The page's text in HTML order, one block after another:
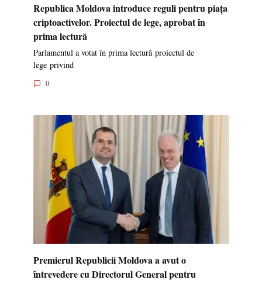
Republica Moldova introduce reguli pentru piața
criptoactivelor. Proiectul de lege, aprobat în
prima lectură
Parlamentul a votat în prima lectură proiectul de
lege privind
0
Premierul Republicii Moldova a avut o
întrevedere cu Directorul General pentru